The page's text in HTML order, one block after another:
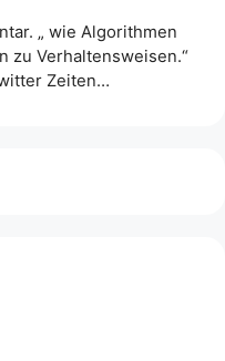
„ wie Algorithmen
zu Verhaltensweisen.“
Zeiten…